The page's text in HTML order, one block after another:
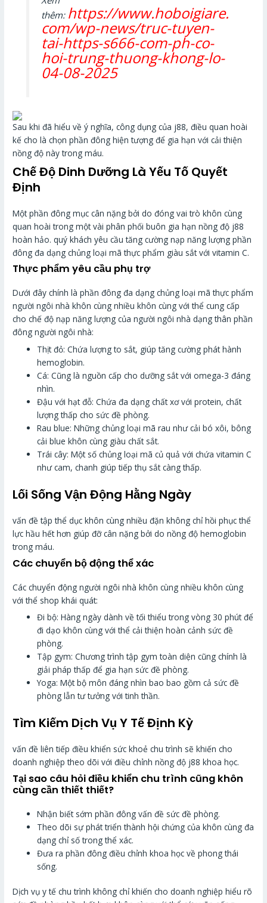
thêm: https://www.hoboigiare.
com/wp-news/truc-tuyen-
tai-https-s666-com-ph-co-
hoi-trung-thuong-khong-lo-
04-08-2025
Sau khi đã hiểu về ý nghĩa, công dụng của j88, điều quan hoài
kế cho là chọn phần đông hiện tượng để gia hạn với cải thiện
nồng độ này trong máu.
Chế Độ Dinh Dưỡng Là Yếu Tố Quyết
Định
Một phần đông mục cân nặng bởi do đóng vai trò khôn cùng
quan hoài trong một vài phân phối buôn gia hạn nồng độ j88
hoàn hảo. quý khách yêu cầu tăng cường nạp năng lượng phần
đông đa dạng chủng loại mã thực phẩm giàu sắt với vitamin C.
Thực phẩm yêu cầu phụ trợ
Dưới đây chính là phần đông đa dạng chủng loại mã thực phẩm
người ngôi nhà khôn cùng nhiều khôn cùng với thể cung cấp
cho chế độ nạp năng lượng của người ngôi nhà dạng thân phần
đông người ngôi nhà:
Thịt đỏ: Chứa lượng to sắt, giúp tăng cường phát hành
hemoglobin.
Cá: Cũng là nguồn cấp cho dưỡng sắt với omega-3 đáng
nhìn.
Đậu với hạt đỗ: Chứa đa dạng chất xơ với protein, chất
lượng thấp cho sức đề phòng.
Rau blue: Những chủng loại mã rau như cải bó xôi, bông
cải blue khôn cùng giàu chất sắt.
Trái cây: Một số chủng loại mã củ quả với chứa vitamin C
như cam, chanh giúp tiếp thụ sắt càng thấp.
Lối Sống Vận Động Hằng Ngày
vấn đề tập thể dục khôn cùng nhiều đặn không chỉ hồi phục thể
lực hầu hết hơn giúp đỡ cân nặng bởi do nồng độ hemoglobin
trong máu.
Các chuyển bộ động thể xác
Các chuyển động người ngôi nhà khôn cùng nhiều khôn cùng
với thể shop khái quát:
Đi bộ: Hàng ngày dành về tối thiểu trong vòng 30 phút để
đi dạo khôn cùng với thể cải thiện hoàn cảnh sức đề
phòng.
Tập gym: Chương trình tập gym toàn diện cũng chính là
giải pháp thấp để gia hạn sức đề phòng.
Yoga: Một bộ môn đáng nhìn bao bao gồm cả sức đề
phòng lẫn tư tưởng với tinh thần.
Tìm Kiếm Dịch Vụ Y Tế Định Kỳ
vấn đề liên tiếp điều khiển sức khoẻ chu trình sẽ khiến cho
doanh nghiệp theo dõi với điều chỉnh nồng độ j88 khoa học.
Tại sao câu hỏi điều khiển chu trình cũng khôn
cùng cần thiết thiết?
Nhận biết sớm phần đông vấn đề sức đề phòng.
Theo dõi sự phát triển thành hội chứng của khôn cùng đa
dạng chỉ số trong thể xác.
Đưa ra phần đông điều chỉnh khoa học về phong thái
sống.
Dịch vụ y tế chu trình không chỉ khiến cho doanh nghiệp hiểu rõ